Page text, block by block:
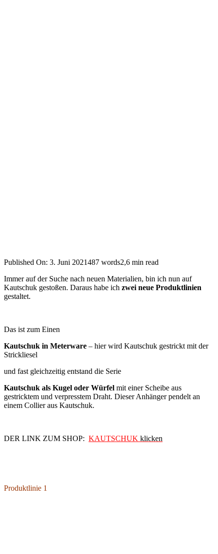
Published On: 3. Juni 2021487 words2,6 min read
Immerauf der Suche nach neuen Materialien, bin ich nun auf
Kautschuk gestoßen. Daraus habe ich zwei neue Produktlinien
gestaltet.
Das ist zum Einen
Kautschuk in Meterware – hier wird Kautschuk gestrickt mit der
Strickliesel
und fast gleichzeitig entstand die Serie
Kautschuk als Kugel oder Würfel mit einer Scheibe aus
gestricktem und verpresstem Draht. Dieser Anhänger pendelt an
einem Collier aus Kautschuk.
DER LINK ZUM SHOP: KAUTSCHUK klicken
Produktlinie 1